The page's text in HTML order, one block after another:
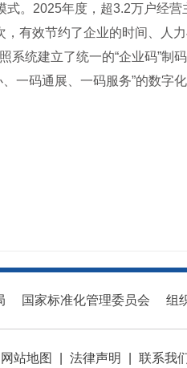
。2025年度，超3.2万户经
有效节约了企业的时间、人力
统建立了统一的“企业码”制
一码通展、一码服务”的数
国家标准化管理委员会 组
网站地图 法律声明 联系我